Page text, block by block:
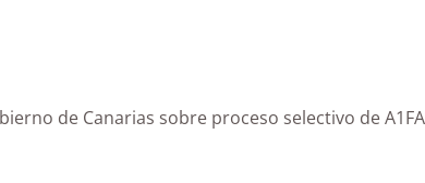
de Canarias sobre proceso selectivo de